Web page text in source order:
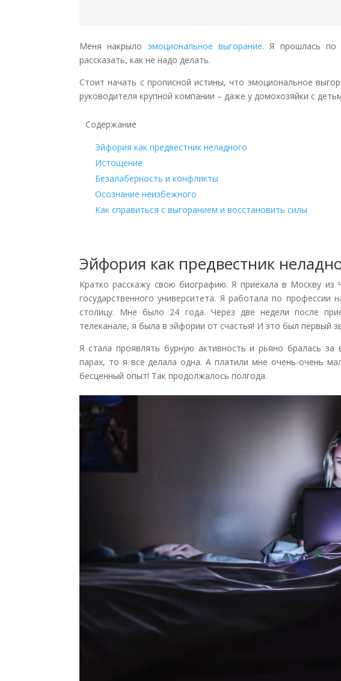
Меня накрыло эмоциональное выгорание. Я прошлась по
рассказать, как не надо делать.
Стоит начать с прописной истины, что эмоциональное
руководителя крупной компании – даже у домохозяйки с
Содержание
Эйфория как предвестник неладного
Истощение
Безалаберность и конфликты
Осознание неизбежного
Как справиться с выгоранием и восстановить силы
Эйфория как предвестник
Кратко расскажу свою биографию. Я приехала в Москву из
государственного университета. Я работала по
столицу. Мне было 24 года. Через две недели после
телеканале, я была в эйфории от счастья! И это был первый
Я стала проявлять бурную активность и рьяно бралась
парах, то я все делала одна. А платили мне очень-очень
бесценный опыт! Так продолжалось полгода.